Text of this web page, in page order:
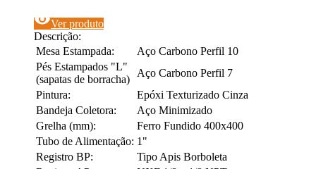
visibilityVer produto
Descrição:
Mesa Estampada:
Aço Carbono Perfil 10
Pés Estampados "L"
(sapatas de borracha)
Aço Carbono Perfil 7
Pintura:
Epóxi Texturizado Cinza
Bandeja Coletora:
Aço Minimizado
Grelha (mm):
Ferro Fundido 400x400
Tubo de Alimentação: 1"
Registro BP:
Tipo Apis Borboleta